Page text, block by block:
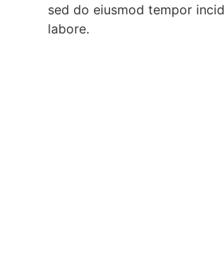
sed do eiusmod tempor
labore.